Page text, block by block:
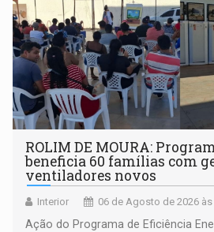
ROLIM DE MOURA:
beneficia 60 famílias com
ventiladores novos
Interior 06 de Agosto de 2026 às
Ação do Programa de Eficiência